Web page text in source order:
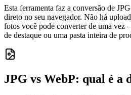
Esta ferramenta faz a conversão de
direto no seu navegador. Não há
fotos você pode converter de uma vez
de destaque ou uma pasta inteira de
JPG vs WebP: qual é a